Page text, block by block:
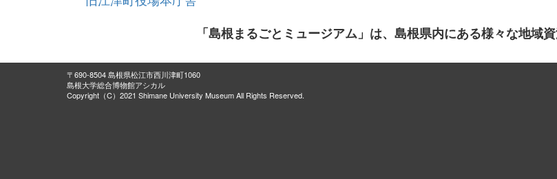
「島根まるごとミュージアム」は、島根県内にある様々な地域
〒690-8504 島根県松江市西川津町1060
島根大学総合博物館アシカル
Copyright（C）2021 Shimane University Museum All Rights Reserved.